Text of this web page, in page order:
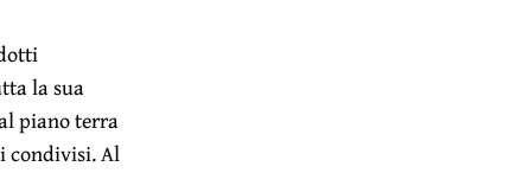
la sua
piano terra
condivisi. Al